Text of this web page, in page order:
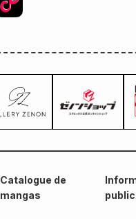
Catalogue de
mangas